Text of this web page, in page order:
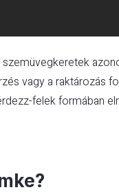
vagy a raktározás
felek formában